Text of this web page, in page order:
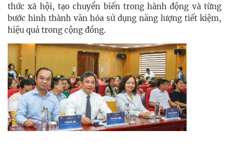
thức xã hội, tạo chuyển biến trong hành động và từng
bước hình thành văn hóa sử dụng năng lượng tiết kiệm,
hiệu quả trong cộng đồng.